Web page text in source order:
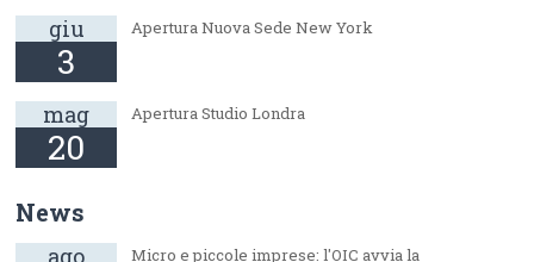
giu
3
Apertura Nuova Sede New York
mag
20
Apertura Studio Londra
News
Micro e piccole imprese: l'OIC avvia la